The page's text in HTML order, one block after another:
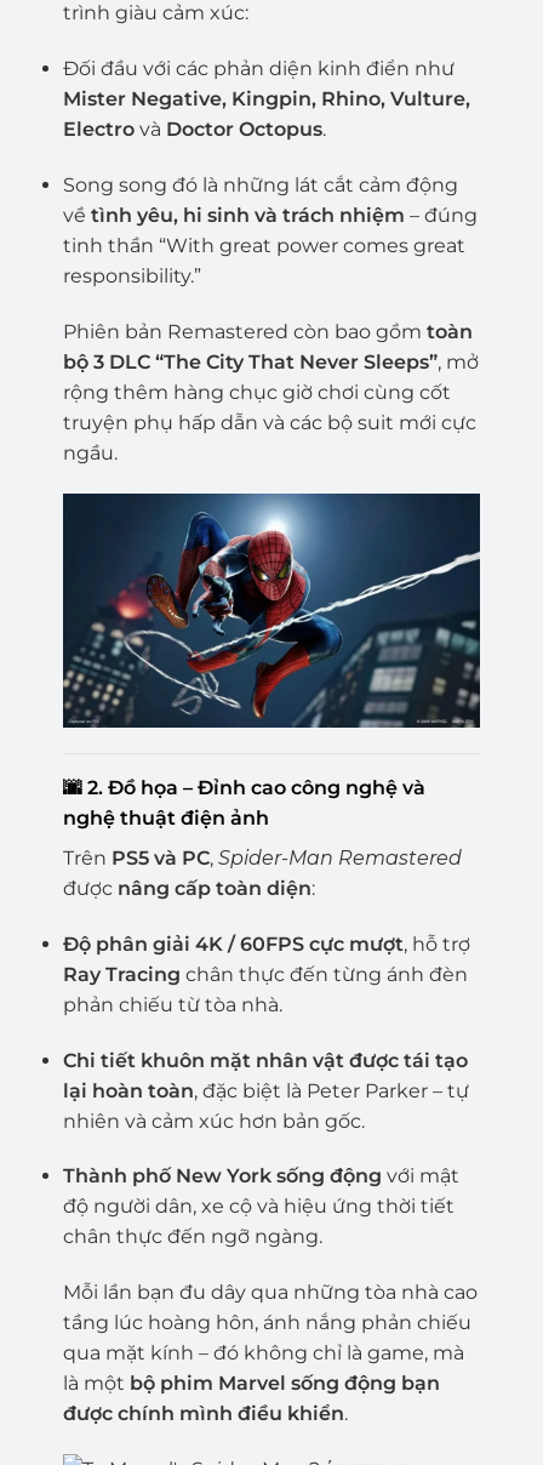
trình giàu cảm xúc:
Đối đầu với các phản diện kinh điển như
Mister Negative, Kingpin, Rhino, Vulture,
Electrovà Doctor Octopus.
Song song đó là những lát cắt cảm động
về tình yêu, hi sinh và trách nhiệm – đúng
tinh thần “With great power comes great
responsibility.”
Phiên bản Remastered còn bao gồm toàn
bộ 3 DLC “The City That Never Sleeps”, mở
rộng thêm hàng chục giờ chơi cùng cốt
truyện phụ hấp dẫn và các bộ suit mới cực
ngầu.
🌆 2. Đồ họa – Đỉnh cao công nghệ và
nghệ thuật điện ảnh
Trên PS5 và PC, Spider-Man Remastered
được nâng cấp toàn diện:
Độ phân giải 4K / 60FPS cực mượt, hỗ trợ
Ray Tracing chân thực đến từng ánh đèn
phản chiếu từ tòa nhà.
Chi tiết khuôn mặt nhân vật được tái tạo
lại hoàn toàn, đặc biệt là Peter Parker – tự
nhiên và cảm xúc hơn bản gốc.
Thành phố New York sống động với mật
độ người dân, xe cộ và hiệu ứng thời tiết
chân thực đến ngỡ ngàng.
Mỗi lần bạn đu dây qua những tòa nhà cao
tầng lúc hoàng hôn, ánh nắng phản chiếu
qua mặt kính – đó không chỉ là game, mà
là một bộ phim Marvel sống động bạn
được chính mình điều khiển.